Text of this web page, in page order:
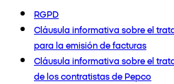
RGPD
Cláusula informativa sobre el
para la emisión de facturas
Cláusula informativa sobre el
de los contratistas de Pepco